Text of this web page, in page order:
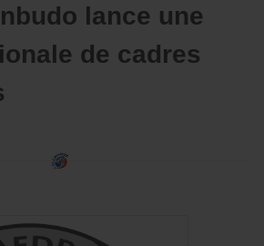
lance une
de cadres